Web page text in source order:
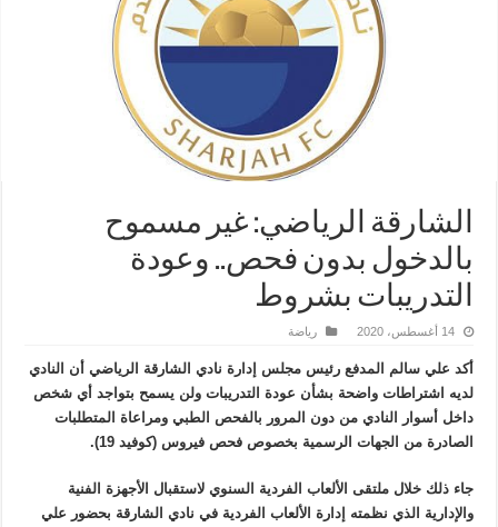
الشارقة الرياضي: غير مسموح
بالدخول بدون فحص.. وعودة
التدريبات بشروط
14 أغسطس، 2020 رياضة
أكد علي سالم المدفع رئيس مجلس إدارة نادي الشارقة الرياضي أن النادي
لديه اشتراطات واضحة بشأن عودة التدريبات ولن يسمح بتواجد أي شخص
داخل أسوار النادي من دون المرور بالفحص الطبي ومراعاة المتطلبات
الصادرة من الجهات الرسمية بخصوص فحص فيروس (كوفيد 19).
جاء ذلك خلال ملتقى الألعاب الفردية السنوي لاستقبال الأجهزة الفنية
والإدارية الذي نظمته إدارة الألعاب الفردية في نادي الشارقة بحضور علي